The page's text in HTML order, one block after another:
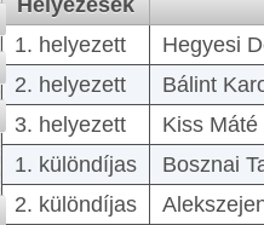
1. helyezett
Hegyesi
2. helyezett
Bálint
3. helyezett
Kiss
1. különdíjas
Bosznai
2. különdíjas